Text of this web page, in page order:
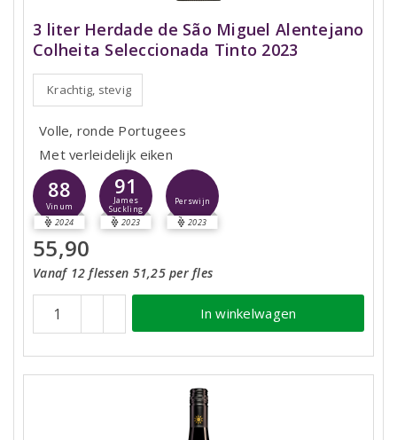
3 liter Herdade de São Miguel Alentejano
Colheita Seleccionada Tinto 2023
Krachtig, stevig
Volle, ronde Portugees
Met verleidelijk eiken
88
Vinum
2024
91
James
Suckling
2023
Perswijn
2023
55,90
Vanaf 12 flessen 51,25 per fles
In winkelwagen